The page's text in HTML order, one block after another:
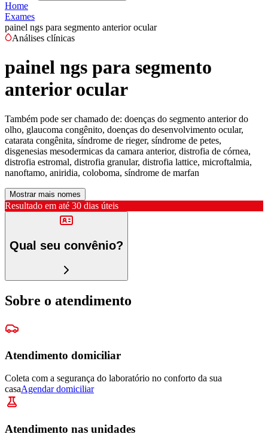
Home
Exames
painel ngs para segmento anterior ocular
Análises clínicas
painel ngs para segmento
anterior ocular
Também pode ser chamado de: doenças do segmento anterior do
olho, glaucoma congênito, doenças do desenvolvimento ocular,
catarata congênita, síndrome de rieger, síndrome de petes,
disgenesias mesodermicas da camara anterior, distrofia de córnea,
distrofia estromal, distrofia granular, distrofia lattice, microftalmia,
nanoftamo, aniridia, coloboma, síndrome de marfan
Mostrar mais nomes
Resultado em até 30 dias úteis
Qual seu convênio?
Sobre o atendimento
Atendimento domiciliar
Coleta com a segurança do laboratório no conforto da sua
casaAgendar domiciliar
Atendimento nas unidades